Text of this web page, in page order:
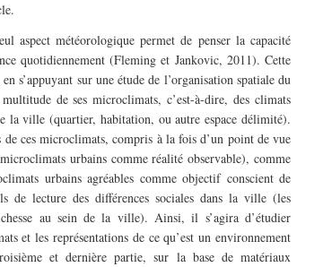
aspect météorologique permet de penser la capacité
quotidiennement (Fleming et Jankovic, 2011). Cette
s’appuyant sur une étude de l’organisation spatiale du
de ses microclimats, c’est-à-dire, des climats
la ville (quartier, habitation, ou autre espace délimité).
ces microclimats, compris à la fois d’un point de vue
urbains comme réalité observable), comme
urbains agréables comme objectif conscient de
de lecture des différences sociales dans la ville (les
au sein de la ville). Ainsi, il s’agira d’étudier
et les représentations de ce qu’est un environnement
et dernière partie, sur la base de matériaux